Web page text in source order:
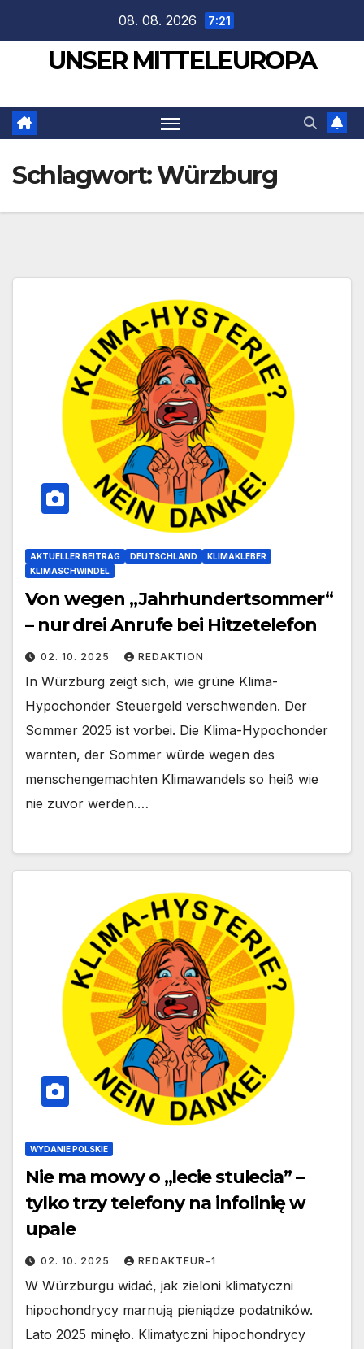
springen
08. 08. 2026 7:21
UNSER MITTELEUROPA
Schlagwort:Würzburg
AKTUELLER BEITRAG DEUTSCHLAND
KLIMAKLEBER
KLIMASCHWINDEL
Von wegen „Jahrhundertsommer“
– nur drei Anrufe bei Hitzetelefon
02. 10. 2025 REDAKTION
In Würzburg zeigt sich, wie grüne Klima-
Hypochonder Steuergeld verschwenden. Der
Sommer 2025 ist vorbei. Die Klima-Hypochonder
warnten, der Sommer würde wegen des
menschengemachten Klimawandels so heiß wie
nie zuvor werden.…
WYDANIE POLSKIE
Nie ma mowy o „lecie stulecia” –
tylko trzy telefony na infolinię w
upale
02. 10. 2025 REDAKTEUR-1
W Würzburgu widać, jak zieloni klimatyczni
hipochondrycy marnują pieniądze podatników.
Lato 2025 minęło. Klimatyczni hipochondrycy